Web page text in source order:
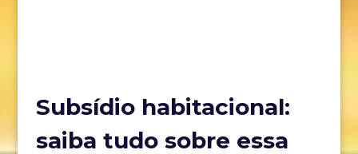
Subsídio habitacional:
saiba tudo sobre essa